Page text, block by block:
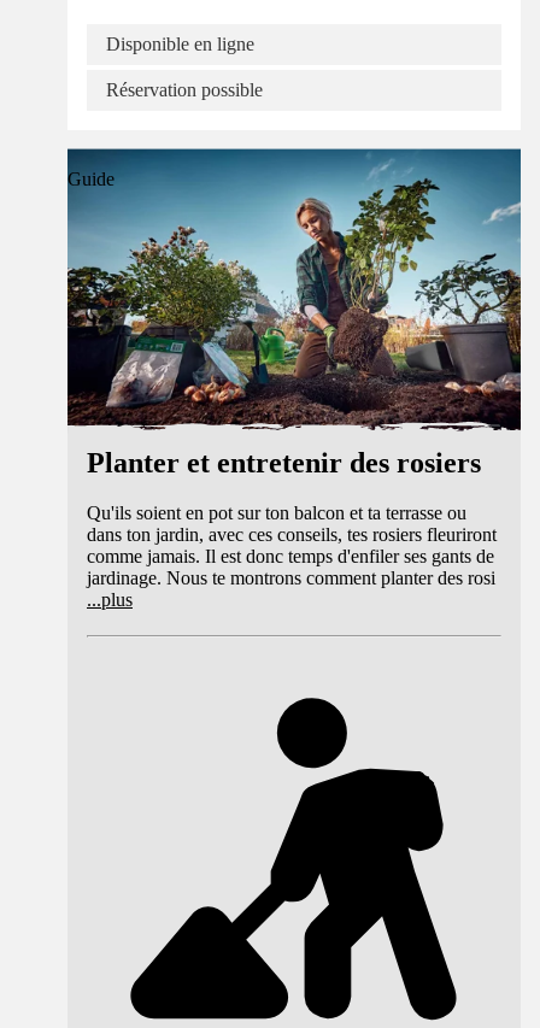
Disponible en ligne
Réservation possible
Guide
Planter et entretenir des rosiers
Qu'ils soient en pot sur ton balcon et ta terrasse ou
dans ton jardin, avec ces conseils, tes rosiers fleuriront
comme jamais. Il est donc temps d'enfiler ses gants de
jardinage. Nous te montrons comment planter des rosi
...plus